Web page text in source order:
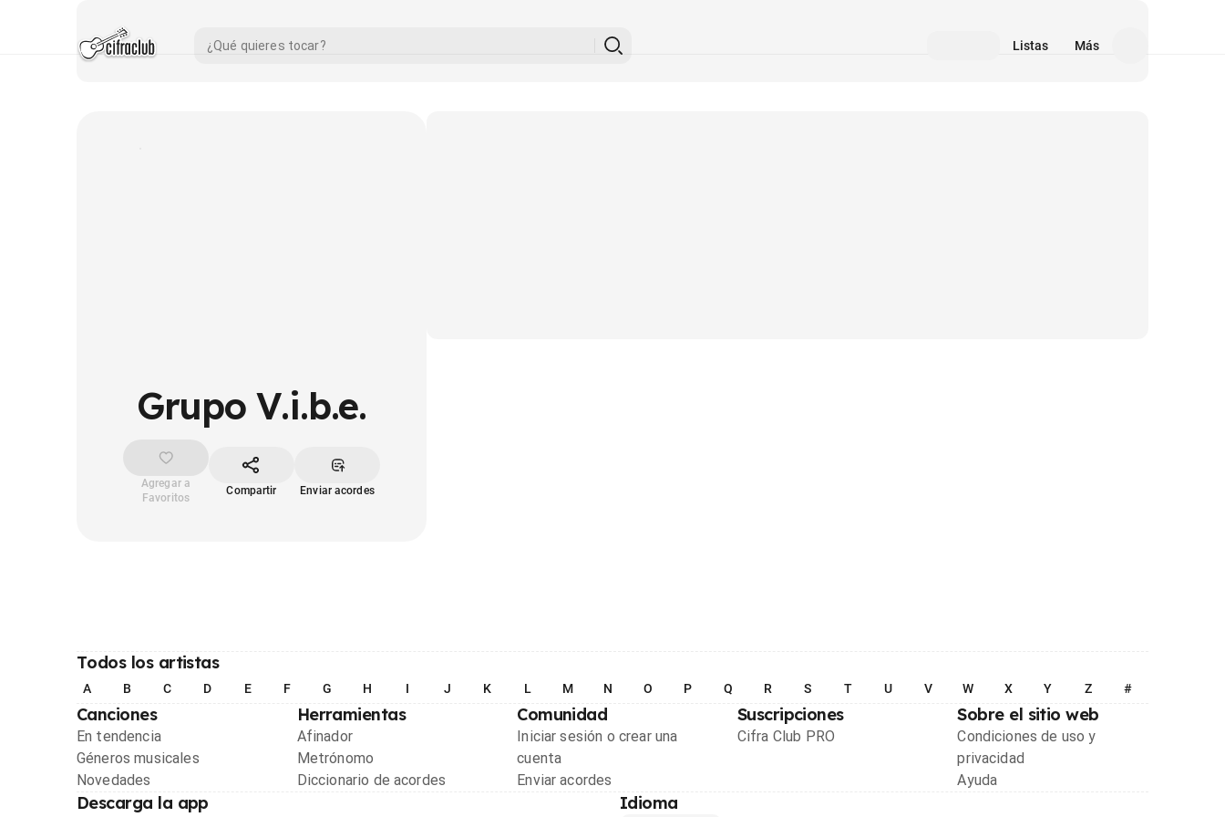
Listas Más
Grupo V.i.b.e.
Agregar a
Favoritos
Compartir Enviar acordes
Todos los artistas
A B C D E F G H I J K L M N O P Q R S T U V W X Y Z #
Canciones
En tendencia
Géneros musicales
Novedades
Herramientas
Afinador
Metrónomo
Diccionario de acordes
Comunidad
Iniciar sesión o crear una
cuenta
Enviar acordes
Suscripciones
Cifra Club PRO
Sobre el sitio web
Condiciones de uso y
privacidad
Ayuda
Descarga la app Idioma